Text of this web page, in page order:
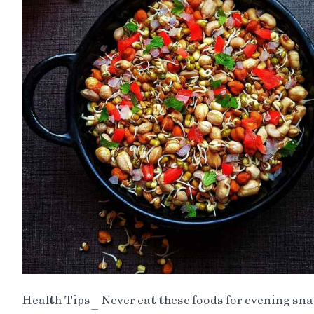
Health Tips_ Never eat these foods for evening